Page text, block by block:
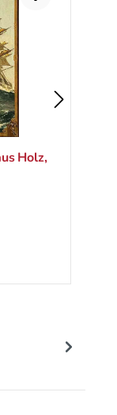
Holz,